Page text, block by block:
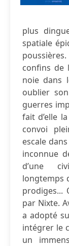
plus
spatiale
confins de
noie dans
oublier
guerres
fait d’elle
convoi
escale
inconnue
d’une
longtemps
prodiges...
par Nixte.
a adopté
intégrer le
un